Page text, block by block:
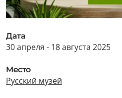
Дата
30 апреля - 18 августа 2025
Место
Русский музей